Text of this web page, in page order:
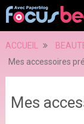
ACCUEIL
Mes accessoires
Mes